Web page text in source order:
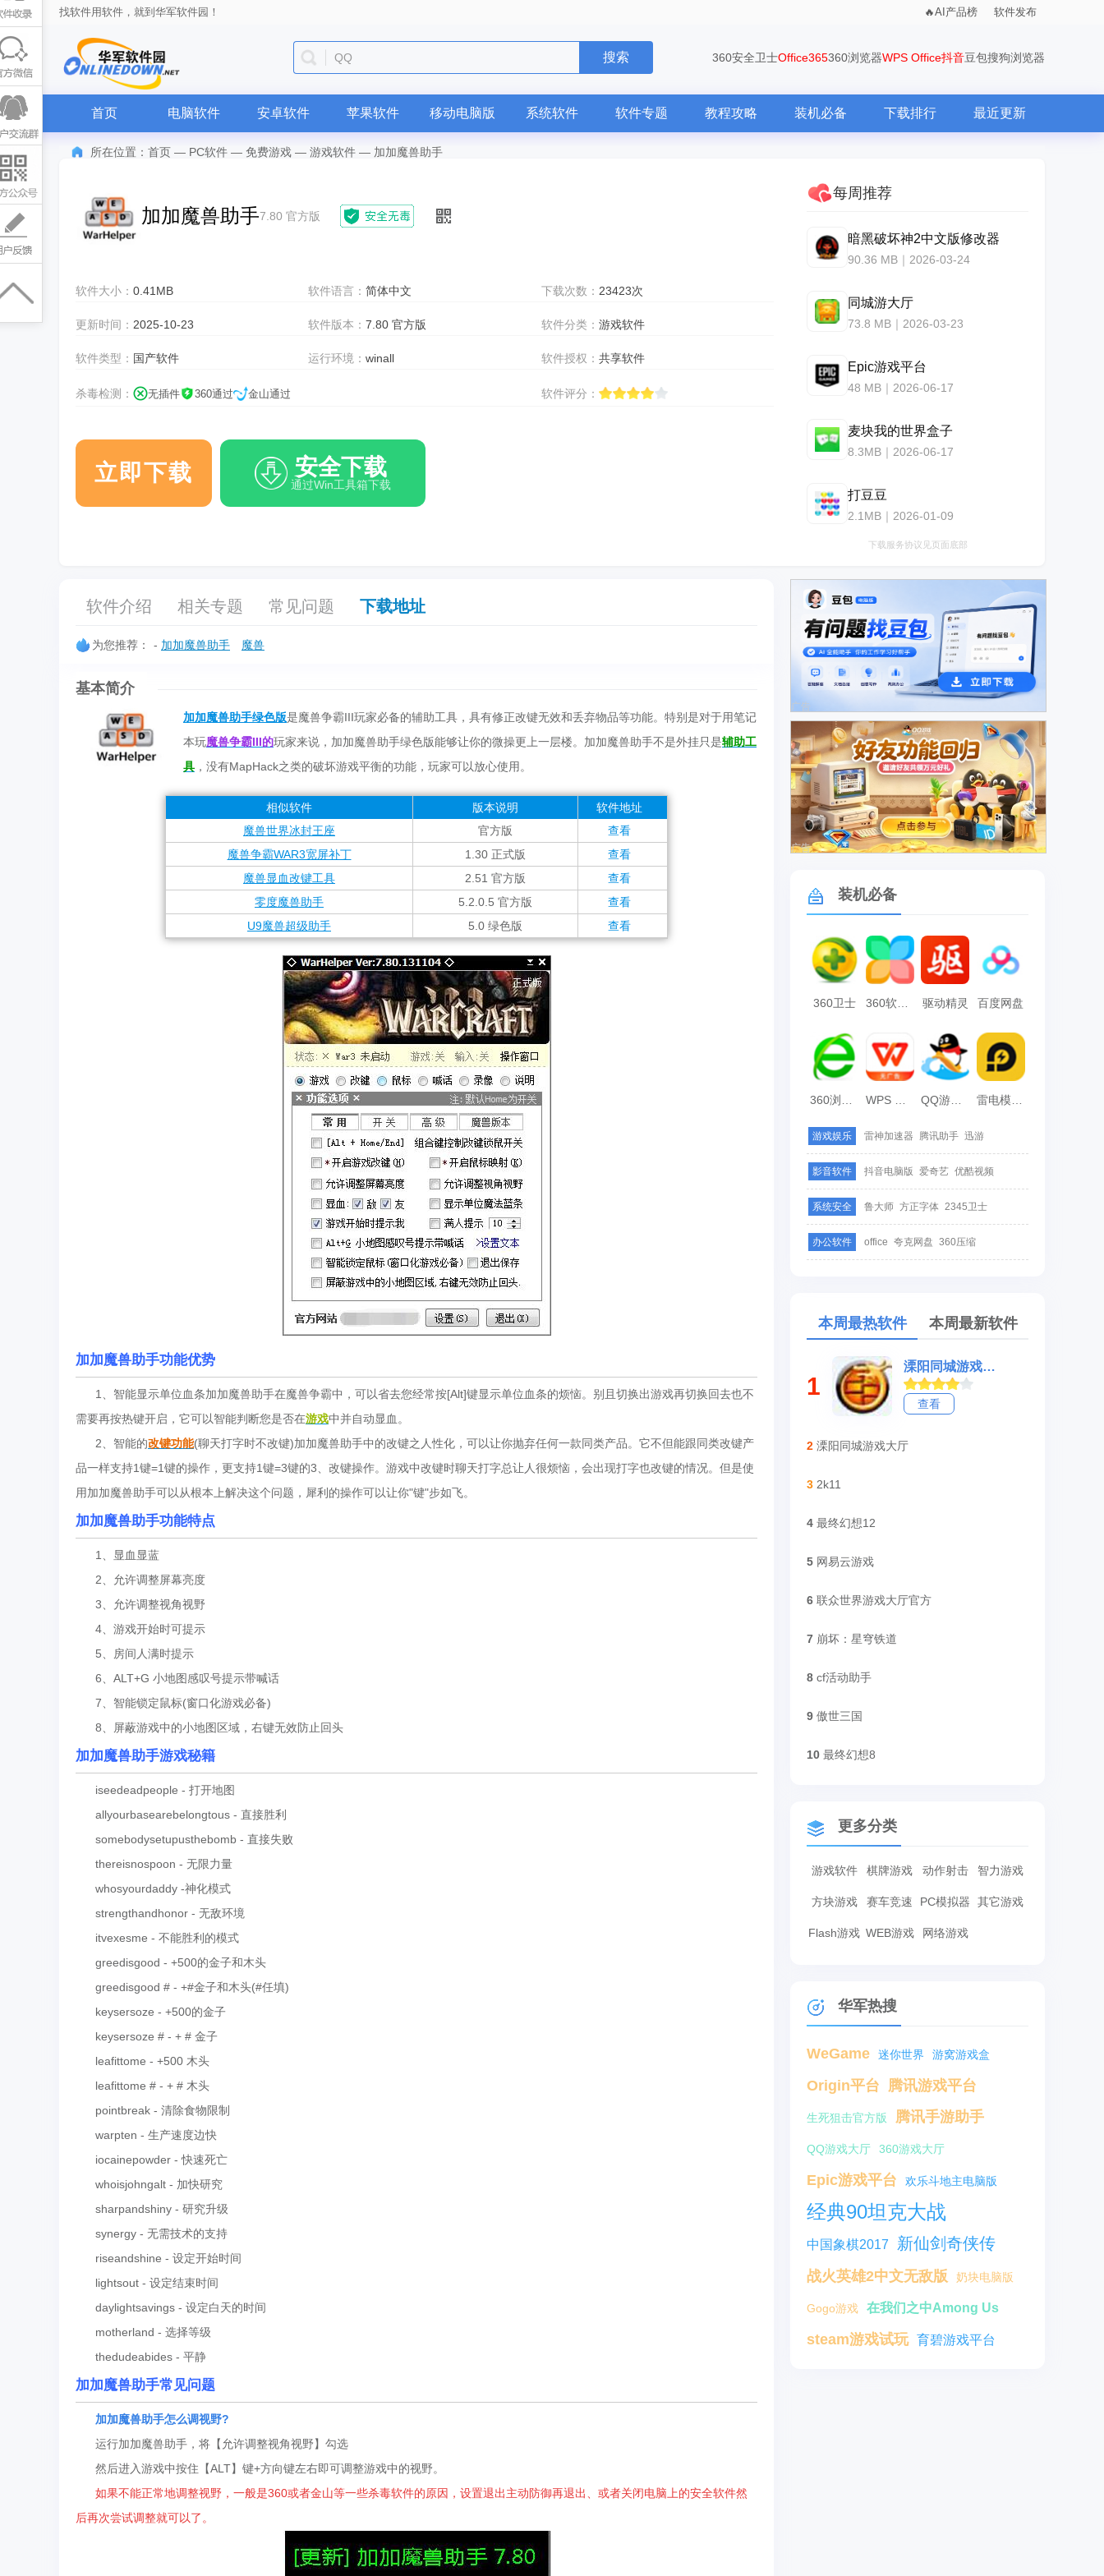
找软件用软件，就到华军软件园！ AI产品榜 软件发布
QQ 搜索 360安全卫士Office365360浏览器WPS Office抖音豆包搜狗浏览器
首页 电脑软件 安卓软件 苹果软件 移动电脑版 系统软件 软件专题 教程攻略 装机必备 下载排行 最近更新
所在位置： 首页 — PC软件 — 免费游戏 — 游戏软件 — 加加魔兽助手
加加魔兽助手7.80 官方版
软件大小： 0.41MB 软件语言：简体中文 下载次数： 23423次
更新时间： 2025-10-23 软件版本：7.80 官方版 软件分类： 游戏软件
软件类型： 国产软件 运行环境：winall 软件授权： 共享软件
杀毒检测： 无插件 360通过 金山通过 软件评分：
立即下载 安全下载
通过Win工具箱下载
每周推荐
暗黑破坏神2中文版修改器
90.36 MB｜2026-03-24
同城游大厅
73.8 MB｜2026-03-23
Epic游戏平台
48 MB｜2026-06-17
麦块我的世界盒子
8.3MB｜2026-06-17
打豆豆
2.1MB｜2026-01-09
下载服务协议见页面底部
软件介绍 相关专题 常见问题 下载地址
为您推荐： - 加加魔兽助手 魔兽
基本简介
加加魔兽助手绿色版是魔兽争霸III玩家必备的辅助工具，具有修正改键无效和丢弃物品等功能。特别是对于用笔记
本玩魔兽争霸III的玩家来说，加加魔兽助手绿色版能够让你的微操更上一层楼。加加魔兽助手不是外挂只是辅助工
具 ，没有MapHack之类的破坏游戏平衡的功能，玩家可以放心使用。
相似软件 版本说明
软件地址
魔兽世界冰封王座
官方版
查看
魔兽争霸WAR3宽屏补丁
1.30 正式版
查看
魔兽显血改键工具
2.51 官方版
查看
零度魔兽助手
5.2.0.5 官方版
查看
U9魔兽超级助手
5.0 绿色版 查看
加加魔兽助手功能优势
1、智能显示单位血条加加魔兽助手在魔兽争霸中，可以省去您经常按[Alt]键显示单位血条的烦恼。别且切换出游戏再切换回去也不
需要再按热键开启，它可以智能判断您是否在游戏中并自动显血。
2、智能的改键功能(聊天打字时不改键)加加魔兽助手中的改键之人性化，可以让你抛弃任何一款同类产品。它不但能跟同类改键产
品一样支持1键=1键的操作，更支持1键=3键的3、改键操作。游戏中改键时聊天打字总让人很烦恼，会出现打字也改键的情况。但是使
用加加魔兽助手可以从根本上解决这个问题，犀利的操作可以让你"键"步如飞。
加加魔兽助手功能特点
1、显血显蓝
2、允许调整屏幕亮度
3、允许调整视角视野
4、游戏开始时可提示
5、房间人满时提示
6、ALT+G 小地图感叹号提示带喊话
7、智能锁定鼠标(窗口化游戏必备)
8、屏蔽游戏中的小地图区域，右键无效防止回头
加加魔兽助手游戏秘籍
iseedeadpeople - 打开地图
allyourbasearebelongtous - 直接胜利
somebodysetupusthebomb - 直接失败
thereisnospoon - 无限力量
whosyourdaddy -神化模式
strengthandhonor - 无敌环境
itvexesme - 不能胜利的模式
greedisgood - +500的金子和木头
greedisgood # - +#金子和木头(#任填)
keysersoze - +500的金子
keysersoze # - + # 金子
leafittome - +500 木头
leafittome # - + # 木头
pointbreak - 清除食物限制
warpten - 生产速度边快
iocainepowder - 快速死亡
whoisjohngalt - 加快研究
sharpandshiny - 研究升级
synergy - 无需技术的支持
riseandshine - 设定开始时间
lightsout - 设定结束时间
daylightsavings - 设定白天的时间
motherland - 选择等级
thedudeabides - 平静
加加魔兽助手常见问题
加加魔兽助手怎么调视野?
运行加加魔兽助手，将【允许调整视角视野】勾选
然后进入游戏中按住【ALT】键+方向键左右即可调整游戏中的视野。
如果不能正常地调整视野，一般是360或者金山等一些杀毒软件的原因，设置退出主动防御再退出、或者关闭电脑上的安全软件然
后再次尝试调整就可以了。
广告
广告
装机必备
360卫士 360软件管家 驱动精灵 百度网盘
雷电模拟器
游戏娱乐 雷神加速器 腾讯助手 迅游
影音软件 抖音电脑版 爱奇艺 优酷视频
系统安全 鲁大师 方正字体 2345卫士
办公软件 office 夸克网盘 360压缩
本周最热软件 本周最新软件
1
溧阳同城游戏大厅
查看
2 溧阳同城游戏大厅
3 2k11
4 最终幻想12
5 网易云游戏
6 联众世界游戏大厅官方
7 崩坏：星穹铁道
8 cf活动助手
9 傲世三国
10 最终幻想8
更多分类
游戏软件 棋牌游戏 动作射击 智力游戏
方块游戏 赛车竞速 PC模拟器 其它游戏
Flash游戏 WEB游戏 网络游戏
华军热搜
WeGame 迷你世界 游窝游戏盒
Origin平台 腾讯游戏平台
生死狙击官方版 腾讯手游助手
QQ游戏大厅 360游戏大厅
Epic游戏平台 欢乐斗地主电脑版
经典90坦克大战
中国象棋2017 新仙剑奇侠传
战火英雄2中文无敌版 奶块电脑版
Gogo游戏 在我们之中Among Us
steam游戏试玩 育碧游戏平台